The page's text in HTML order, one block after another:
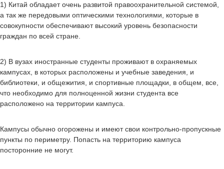
1) Китай обладает очень развитой правоохранительной системой,
а так же передовыми оптическими технологиями, которые в
совокупности обеспечивают высокий уровень безопасности
граждан по всей стране.
2) В вузах иностранные студенты проживают в охраняемых
кампусах, в которых расположены и учебные заведения, и
библиотеки, и общежития, и спортивные площадки, в общем, все,
что необходимо для полноценной жизни студента все
расположено на территории кампуса.
Кампусы обычно огорожены и имеют свои контрольно-пропускные
пункты по периметру. Попасть на территорию кампуса
посторонние не могут.